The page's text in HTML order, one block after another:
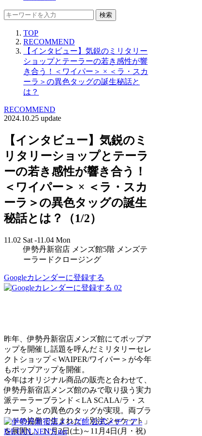
検索
TOP
RECOMMEND
【インタビュー】気鋭のミリタリー
ショップとテーラーの若き感性が響
き合う！＜ワイパー＞ × ＜ラ・スカ
ーラ＞の異色タッグの誕生秘話と
は？
RECOMMEND
2024.10.25 update
【インタビュー】気鋭のミ
リタリーショップとテーラ
ーの若き感性が響き合う！
＜ワイパー＞ × ＜ラ・スカ
ーラ＞の異色タッグの誕生
秘話とは？（1/2）
11.02 Sat -11.04 Mon
伊勢丹新宿店 メンズ館5階 メンズテ
ーラードクロージング
Googleカレンダーに登録する
02
昨年、伊勢丹新宿店メンズ館にてポップア
ップを開催し話題を呼んだミリタリーセレ
クトショップ＜WAIPER/ワイパー＞が今年
もポップアップを開催。
今年はオリジナル商品の販売と合わせて、
伊勢丹新宿店メンズ館のみで取り扱う実力
派テーラーブランド＜LA SCALA/ラ・ス
カーラ＞との異色のタッグが実現。両ブラ
ンドの協働で生まれた「別注ジャケット」
を展開し、11月2日(土)～11月4日(月・祝)